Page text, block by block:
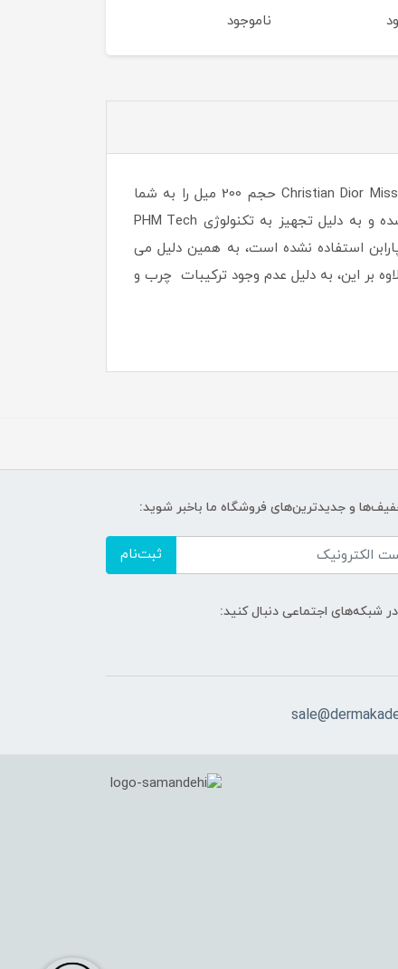
ناموجود
اگر به رایحه های معتدل و رشد علاقه مند هستید، خرید اسپری دئودورانت زنانه پلی هات مومنت مدل Christian Dior Miss Dior Cherie حجم 200 میل را به شما
پیشنهاد می کنیم. در ساخت این اسپری، از بیشترین مقدار مجاز اسناس، عددی در حدود 10 تا 12 درصد استفاده شده و به دلیل تجهیز به تکنولوژی PHM Tech
مانند پارابن استفاده نشده است، به همین دلیل می
بر این، به دلیل عدم وجود ترکیبات چرب و
و جدیدترین‌های فروشگاه ما باخبر شوید:
ثبت‌نام
در شبکه‌های اجتماعی دنبال کنید: